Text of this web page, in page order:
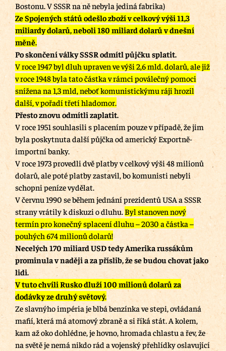
Bostonu. V SSSR na ně nebyla jediná fabrika)
Ze Spojených států odešlo zboží v celkový výši 11,3
miliardy dolarů, neboli 180 miliard dolarů v dnešní
měně.
Po skončení války SSSR odmítl půjčku splatit.
V roce 1947 byl dluh upraven ve výši 2,6 mld. dolarů, ale již
v roce 1948 byla tato částka v rámci poválečný pomoci
snížena na 1,3 mld, neboť komunistickýmu ráji hrozil
další, v pořadí třetí hladomor.
Přesto znovu odmítli zaplatit.
V roce 1951 souhlasili s placením pouze v případě, že jim
byla poskytnuta další půjčka od americký Exportně-
importní banky.
V roce 1973 provedli dvě platby v celkový výši 48 milionů
dolarů, ale poté platby zastavil, bo komunisti nebyli
schopni peníze vydělat.
V červnu 1990 se během jednání prezidentů USA a SSSR
strany vrátily k diskuzi o dluhu.Byl stanoven nový
termín pro konečný splacení dluhu – 2030 a částka –
pouhých 674 milionů dolarů!
Necelých 170 miliard USD tedy Amerika russákům
prominula v naději a za příslib, že se budou chovat jako
lidi.
V tuto chvíli Rusko dluží 100 milionů dolarů za
dodávky ze druhý světový.
Ze slavnýho impéria je blbá benzínka ve stepi, ovládaná
mafií, která má atomový zbraně a si říká stát. A kolem,
kam až oko dohlédne, je hovno, hromada chlastu a řev, že
na světě je nemá nikdo rád a vojenský přehlídky oslavující